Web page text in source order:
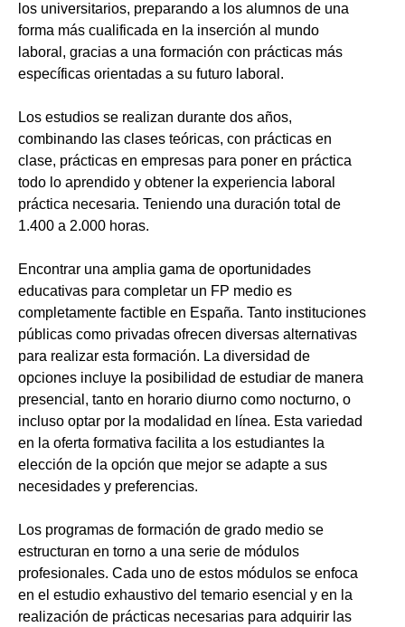
los universitarios, preparando a los alumnos de una
forma más cualificada en la inserción al mundo
laboral, gracias a una formación con prácticas más
específicas orientadas a su futuro laboral.
Los estudios se realizan durante dos años,
combinando las clases teóricas, con prácticas en
clase, prácticas en empresas para poner en práctica
todo lo aprendido y obtener la experiencia laboral
práctica necesaria. Teniendo una duración total de
1.400 a 2.000 horas.
Encontrar una amplia gama de oportunidades
educativas para completar un FP medio es
completamente factible en España. Tanto instituciones
públicas como privadas ofrecen diversas alternativas
para realizar esta formación. La diversidad de
opciones incluye la posibilidad de estudiar de manera
presencial, tanto en horario diurno como nocturno, o
incluso optar por la modalidad en línea. Esta variedad
en la oferta formativa facilita a los estudiantes la
elección de la opción que mejor se adapte a sus
necesidades y preferencias.
Los programas de formación de grado medio se
estructuran en torno a una serie de módulos
profesionales. Cada uno de estos módulos se enfoca
en el estudio exhaustivo del temario esencial y en la
realización de prácticas necesarias para adquirir las